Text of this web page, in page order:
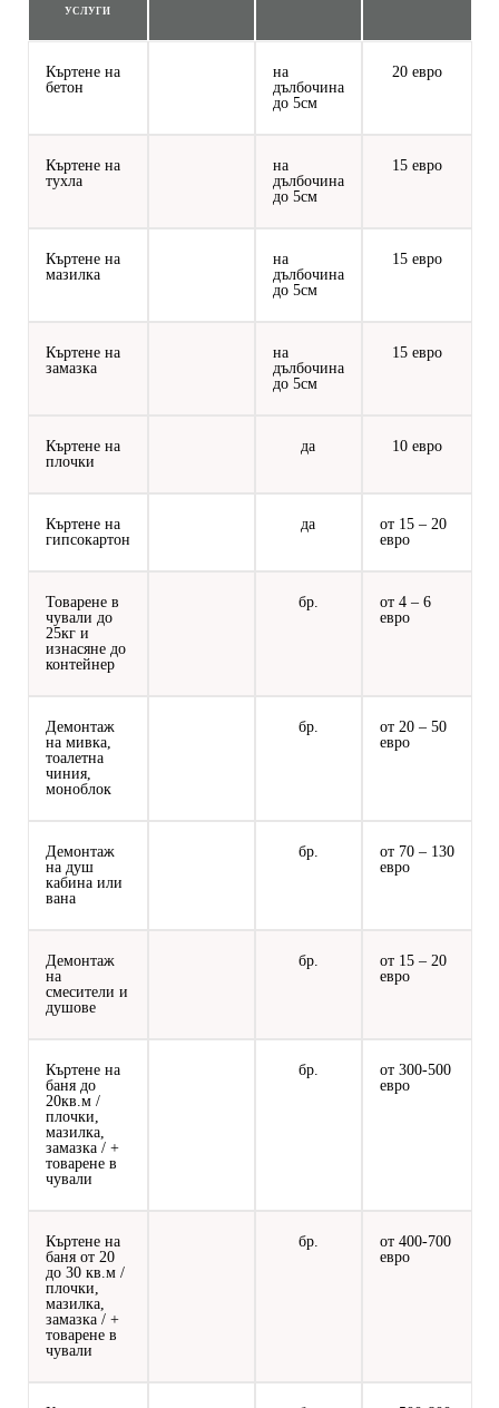
УСЛУГИ
Къртене на
бетон
на
дълбочина
до 5см
20 евро
Къртене на
тухла
на
дълбочина
до 5см
15 евро
Къртене на
мазилка
на
дълбочина
до 5см
15 евро
Къртене на
замазка
на
дълбочина
до 5см
15 евро
Къртене на
плочки
да 10 евро
Къртене на
гипсокартон
да
от 15 – 20
евро
Товарене в
чували до
25кг и
изнасяне до
контейнер
бр.
от 4 – 6
евро
Демонтаж
на мивка,
тоалетна
чиния,
моноблок
бр.
от 20 – 50
евро
Демонтаж
на душ
кабина или
вана
бр.
от 70 – 130
евро
Демонтаж
на
смесители и
душове
бр.
от 15 – 20
евро
Къртене на
баня до
20кв.м /
плочки,
мазилка,
замазка / +
товарене в
чували
бр.
от 300-500
евро
Къртене на
баня от 20
до 30 кв.м /
плочки,
мазилка,
замазка / +
товарене в
чували
бр.
от 400-700
евро